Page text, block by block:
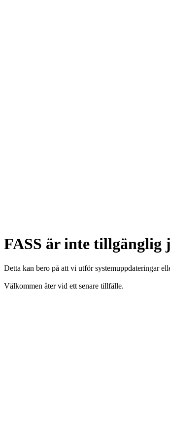
FASS är inte tillgänglig
Detta kan bero på att vi utför systemuppdateringar
Välkommen åter vid ett senare tillfälle.